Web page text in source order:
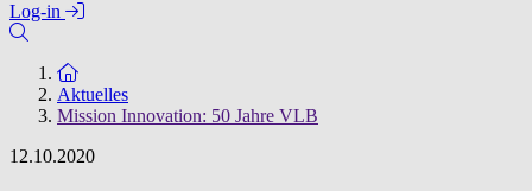
Log-in
Zur Startseite
Aktuelles
Mission Innovation: 50 Jahre VLB
12.10.2020